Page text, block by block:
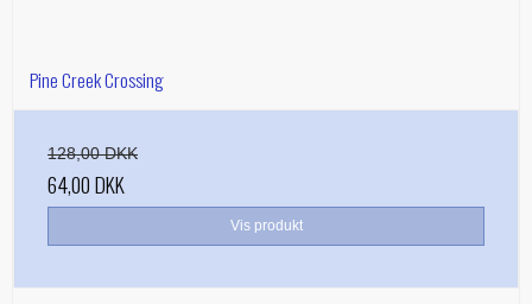
Pine Creek Crossing
128,00 DKK
64,00 DKK
Vis produkt